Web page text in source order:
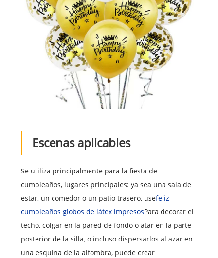
Escenas aplicables
Se utiliza principalmente para la fiesta de
cumpleaños, lugares principales: ya sea una sala de
estar, un comedor o un patio trasero, usefeliz
cumpleaños globos de látex impresosPara decorar el
techo, colgar en la pared de fondo o atar en la parte
posterior de la silla, o incluso dispersarlos al azar en
una esquina de la alfombra, puede crear